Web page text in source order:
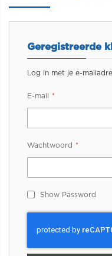
Geregistreerde
Log in met je e-
E-mail
Wachtwoord
Show Password